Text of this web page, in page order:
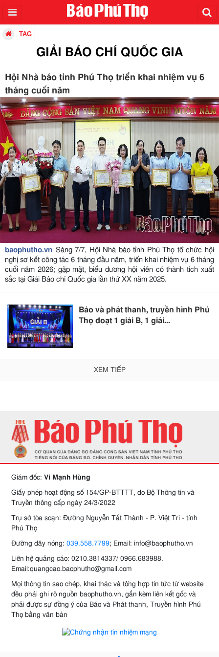
TAG
GIẢI BÁO CHÍ QUỐC GIA
Hội Nhà báo tỉnh Phú Thọ triển khai nhiệm vụ 6
tháng cuối năm
baophutho.vn Sáng 7/7, Hội Nhà báo tỉnh Phú Thọ tổ chức hội
nghị sơ kết công tác 6 tháng đầu năm, triển khai nhiệm vụ 6 tháng
cuối năm 2026; gặp mặt, biểu dương hội viên có thành tích xuất
sắc tại Giải Báo chí Quốc gia lần thứ XX năm 2025.
Báo và phát thanh, truyền hình Phú
Thọ đoạt 1 giải B, 1 giải...
XEM TIẾP
Giám đốc: Vi Mạnh Hùng
Giấy phép hoạt động số 154/GP-BTTTT, do Bộ Thông tin và
Truyền thông cấp ngày 24/3/2022
Trụ sở tòa soạn: Đường Nguyễn Tất Thành - P. Việt Trì - tỉnh
Phú Thọ
Đường dây nóng: 039.558.7799; Email: info@baophutho.vn
Liên hệ quảng cáo: 0210.3814337/ 0966.683988.
Email:quangcao.baophutho@gmail.com
Mọi thông tin sao chép, khai thác và tổng hợp tin tức từ website
đều phải ghi rõ nguồn baophutho.vn, gắn kèm liên kết gốc và
phải được sự đồng ý của Báo và Phát thanh, Truyền hình Phú
Thọ bằng văn bản